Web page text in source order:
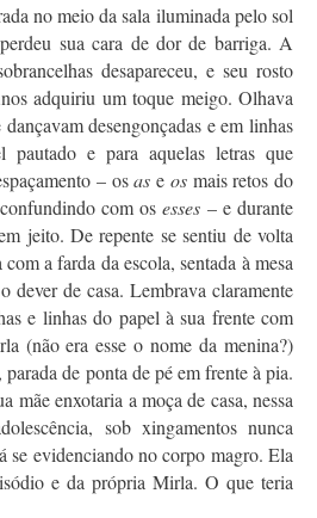
no meio da sala iluminada pelo sol
sua cara de dor de barriga. A
desapareceu, e seu rosto
adquiriu um toque meigo. Olhava
desengonçadas e em linhas
pautado e para aquelas letras que
– osas e osmais retos do
com osesses – e durante
jeito. De repente se sentiu de volta
a farda da escola, sentada à mesa
dever de casa. Lembrava claramente
e linhas do papel à sua frente com
(não era esse o nome da menina?)
de ponta de pé em frente à pia.
mãe enxotaria a moça de casa, nessa
sob xingamentos nunca
se evidenciando no corpo magro. Ela
e da própria Mirla. O que teria